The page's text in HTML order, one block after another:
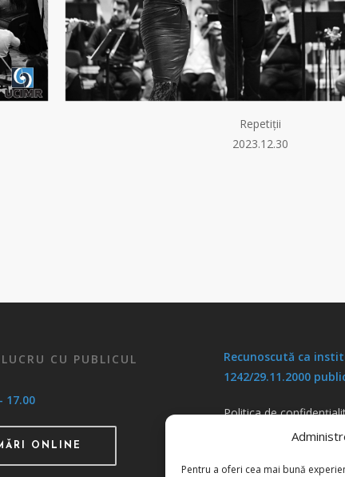
Pentru a oferi cea mai bună
Repetiții
2023.12.30
CU PUBLICUL
17.00
ONLINE
Recunoscută ca
1242/29.11.2000
Politica de
Politica de cookies